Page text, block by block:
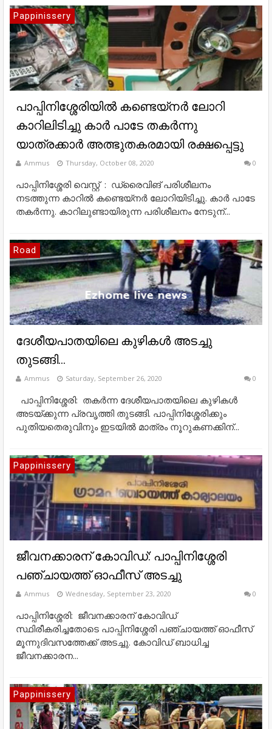
Pappinissery
പാപ്പിനിശ്ശേരിയിൽ കണ്ടെയ്നർ ലോറി
കാറിലിടിച്ചു കാർ പാടേ തകർന്നു
യാത്രക്കാർ അത്ഭുതകരമായി രക്ഷപ്പെട്ടു
Ammus Thursday, October 08, 2020 0
പാപ്പിനിശ്ശേരി വെസ്റ്റ് : ഡ്രൈവിങ് പരിശീലനം
നടത്തുന്ന കാറിൽ കണ്ടെയ്നർ ലോറിയിടിച്ചു. കാർ പാടേ
തകർന്നു. കാറിലുണ്ടായിരുന്ന പരിശീലനം നേടുന്...
Road
ദേശീയപാതയിലെ കുഴികള്‍ അടച്ചു
തുടങ്ങി...
Ammus Saturday, September 26, 2020 0
പാപ്പിനിശ്ശേരി: തകർന്ന ദേശീയപാതയിലെ കുഴികൾ
അടയ്ക്കുന്ന പ്രവൃത്തി തുടങ്ങി. പാപ്പിനിശ്ശേരിക്കും
പുതിയതെരുവിനും ഇടയിൽ മാത്രം നൂറുകണക്കിന്...
Pappinissery
ജീവനക്കാരന് കോവിഡ്: പാപ്പിനിശ്ശേരി
പഞ്ചായത്ത്‌ ഓഫീസ്‌ അടച്ചു
Ammus Wednesday, September 23, 2020 0
പാപ്പിനിശ്ശേരി: ജീവനക്കാരന് കോവിഡ്
സ്ഥിരീകരിച്ചതോടെ പാപ്പിനിശ്ശേരി പഞ്ചായത്ത്‌ ഓഫീസ്
മൂന്നുദിവസത്തേക്ക് അടച്ചു. കോവിഡ് ബാധിച്ച
ജീവനക്കാരന...
Pappinissery